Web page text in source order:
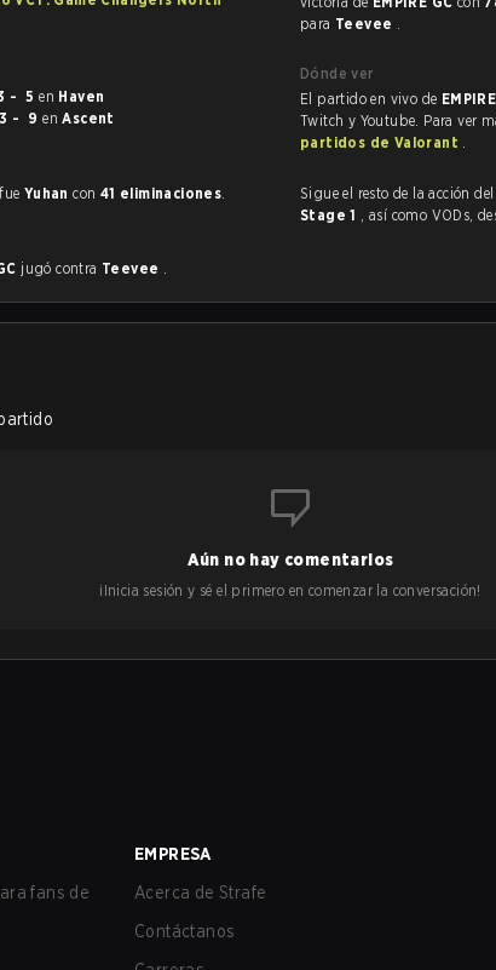
13 - 5 en Haven
13 - 9 enAscent
Yuhan con 41 eliminaciones.
jugó contra Teevee .
para Teevee .
Dónde ver
El partido en vivo de
Twitch y Youtube. Para ver
partidos de Valorant .
Sigue el resto de la acción del
Stage 1
, así como
Aún no hay comentarios
¡Inicia sesión y sé el primero en comenzar la conversación!
fans de
EMPRESA
Acerca de Strafe
Contáctanos